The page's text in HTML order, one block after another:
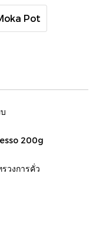
Pot
200g
วงการคั่ว